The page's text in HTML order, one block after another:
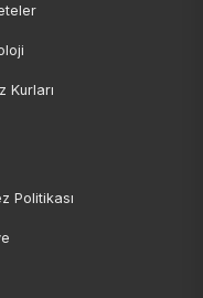
Kurları
Politikası